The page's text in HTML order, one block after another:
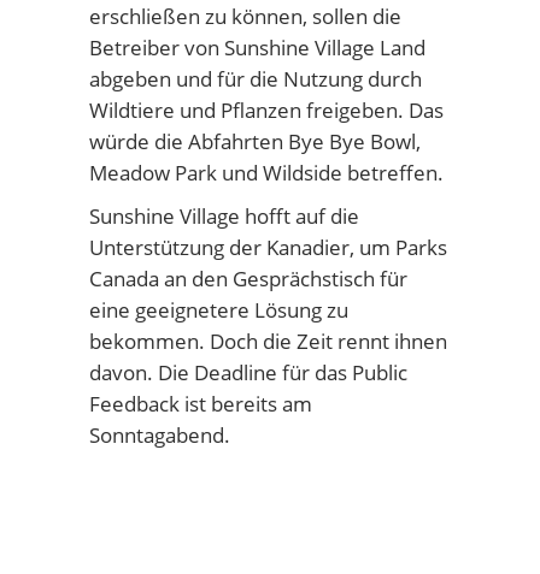
erschließen zu können, sollen die
Betreiber von Sunshine Village Land
abgeben und für die Nutzung durch
Wildtiere und Pflanzen freigeben. Das
würde die Abfahrten Bye Bye Bowl,
Meadow Park und Wildside betreffen.
Sunshine Village hofft auf die
Unterstützung der Kanadier, um Parks
Canada an den Gesprächstisch für
eine geeignetere Lösung zu
bekommen. Doch die Zeit rennt ihnen
davon. Die Deadline für das Public
Feedback ist bereits am
Sonntagabend.